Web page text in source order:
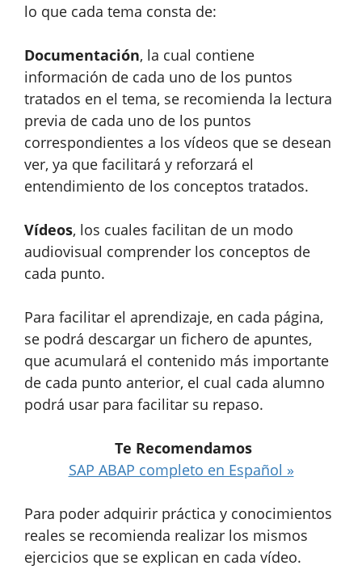
lo que cada tema consta de:​
Documentación, la cual contiene
información de cada uno de los puntos
tratados en el tema, se recomienda la lectura
previa de cada uno de los puntos
correspondientes a los vídeos que se desean
ver, ya que facilitará y reforzará el
entendimiento de los conceptos tratados.
Vídeos, los cuales facilitan de un modo
audiovisual comprender los conceptos de
cada punto.
Para facilitar el aprendizaje, en cada página,
se podrá descargar un fichero de apuntes,
que acumulará el contenido más importante
de cada punto anterior, el cual cada alumno
podrá usar para facilitar su repaso.
Te Recomendamos
SAP ABAP completo en Español »
Para poder adquirir práctica y conocimientos
reales se recomienda realizar los mismos
ejercicios que se explican en cada vídeo.